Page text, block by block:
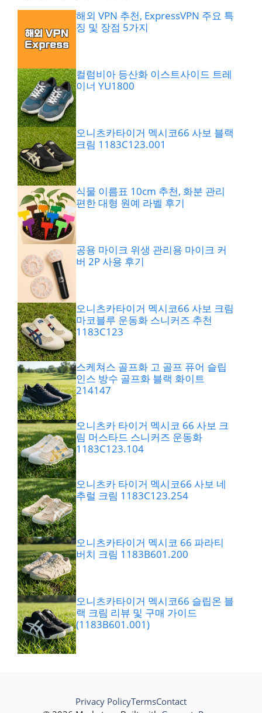
해외 VPN 추천, ExpressVPN 주요 특
징 및 장점 5가지
컬럼비아 등산화 이스트사이드 트레
이너 YU1800
오니츠카타이거 멕시코66 사보 블랙
크림 1183C123.001
식물 이름표 10cm 추천, 화분 관리
편한 대형 원예 라벨 후기
공용 마이크 위생 관리용 마이크 커
버 2P 사용 후기
오니츠카타이거 멕시코66 사보 크림
마코블루 운동화 스니커즈 추천
1183C123
스케쳐스 골프화 고 골프 퓨어 슬립
인스 방수 골프화 블랙 화이트
214147
오니츠카 타이거 멕시코 66 사보 크
림 머스타드 스니커즈 운동화
1183C123.104
오니츠카 타이거 멕시코66 사보 네
추럴 크림 1183C123.254
오니츠카타이거 멕시코 66 파라티
버치 크림 1183B601.200
오니츠카타이거 멕시코66 슬립온 블
랙 크림 리뷰 및 구매 가이드
(1183B601.001)
Privacy PolicyTermsContact